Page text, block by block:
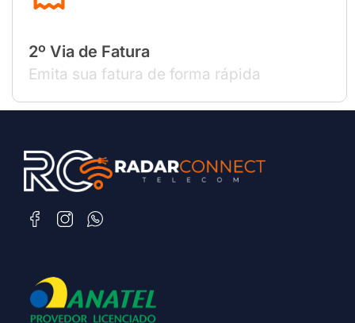
2º Via de Fatura
Emita sua fatura de forma rápida